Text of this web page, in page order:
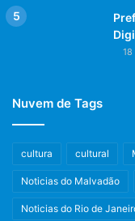
Naves do
exista um desses
menos 1,5
às inovações
Ponto biométrico –
do Registro
saúde. A partir do
possível controlar e
18
Nuvem de Tags
cultura cultural
Noticias do Malvadão
Noticias do Rio de